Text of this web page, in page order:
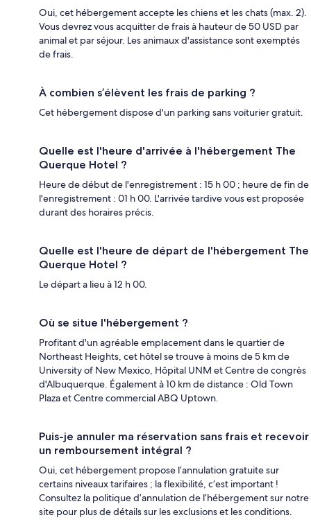
Oui, cet hébergement accepte les chiens et les chats (max. 2).
Vous devrez vous acquitter de frais à hauteur de 50 USD par
animal et par séjour. Les animaux d'assistance sont exemptés
de frais.
À combien s’élèvent les frais de parking ?
Cet hébergement dispose d'un parking sans voiturier gratuit.
Quelle est l'heure d'arrivée à l'hébergement The
Querque Hotel ?
Heure de début de l'enregistrement : 15 h 00 ; heure de fin de
l'enregistrement : 01 h 00. L'arrivée tardive vous est proposée
durant des horaires précis.
Quelle est l'heure de départ de l'hébergement The
Querque Hotel ?
Le départ a lieu à 12 h 00.
Où se situe l'hébergement ?
Profitant d'un agréable emplacement dans le quartier de
Northeast Heights, cet hôtel se trouve à moins de 5 km de
University of New Mexico, Hôpital UNM et Centre de congrès
d'Albuquerque. Également à 10 km de distance : Old Town
Plaza et Centre commercial ABQ Uptown.
Puis-je annuler ma réservation sans frais et recevoir
un remboursement intégral ?
Oui, cet hébergement propose l’annulation gratuite sur
certains niveaux tarifaires ; la flexibilité, c’est important !
Consultez la politique d’annulation de l’hébergement sur notre
site pour plus de détails sur les exclusions et les conditions.